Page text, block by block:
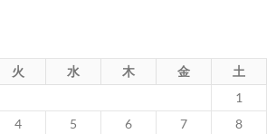
火 水 木 金
土
1
4 5 6 7
8